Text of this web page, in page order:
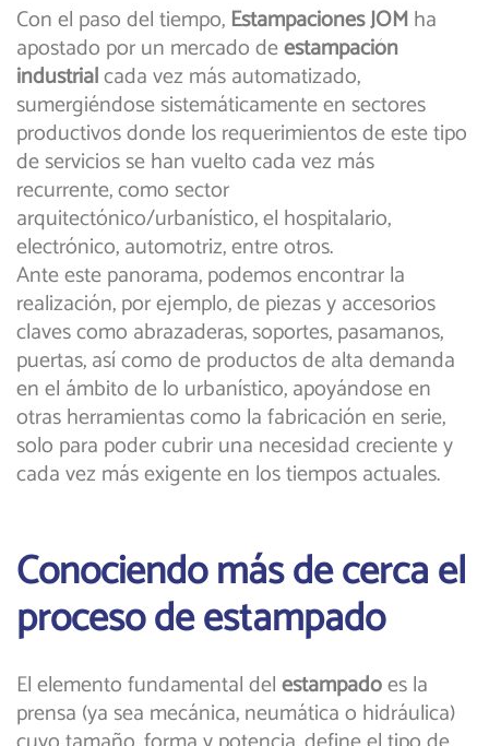
Con el paso del tiempo, Estampaciones JOMha
apostado por un mercado deestampación
industrialcada vez más automatizado,
sumergiéndose sistemáticamente en sectores
productivos donde los requerimientos de este tipo
de servicios se han vuelto cada vez más
recurrente, como sector
arquitectónico/urbanístico, el hospitalario,
electrónico, automotriz, entre otros.
Ante este panorama, podemos encontrar la
realización, por ejemplo, de piezas y accesorios
claves como abrazaderas, soportes, pasamanos,
puertas, así como de productos de alta demanda
en el ámbito de lo urbanístico, apoyándose en
otras herramientas como la fabricación en serie,
solo para poder cubrir una necesidad creciente y
cada vez más exigente en los tiempos actuales.
Conociendo más de cerca el
proceso de estampado
El elemento fundamental delestampadoes la
prensa (ya sea mecánica, neumática o hidráulica)